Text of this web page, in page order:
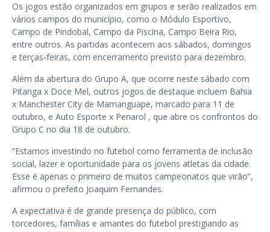
Os jogos estão organizados em grupos e serão realizados em
vários campos do município, como o Módulo Esportivo,
Campo de Pindobal, Campo da Piscina, Campo Beira Rio,
entre outros. As partidas acontecem aos sábados, domingos
e terças-feiras, com encerramento previsto para dezembro.
Além da abertura do Grupo A, que ocorre neste sábado com
Pitanga x Doce Mel, outros jogos de destaque incluem Bahia
x Manchester City de Mamanguape, marcado para 11 de
outubro, e Auto Esporte x Penarol , que abre os confrontos do
Grupo C no dia 18 de outubro.
“Estamos investindo no futebol como ferramenta de inclusão
social, lazer e oportunidade para os jovens atletas da cidade.
Esse é apenas o primeiro de muitos campeonatos que virão”,
afirmou o prefeito Joaquim Fernandes.
A expectativa é de grande presença do público, com
torcedores, famílias e amantes do futebol prestigiando as